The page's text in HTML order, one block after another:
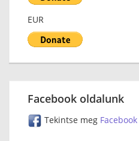
EUR
Facebook oldalunk
Tekintse meg Facebook